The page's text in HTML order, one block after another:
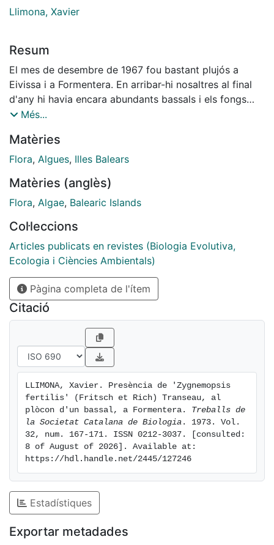
Llimona, Xavier
Resum
El mes de desembre de 1967 fou bastant plujós a
Eivissa i a Formentera. En arribar-hi nosaltres al final
d'any hi havia encara abundants bassals i els fongs
estaven en plena producció de carpòfors. En un grup
Sant Francesc Xavier (Formentera), en terreny calcari,
gairebé pla, entre codices de roca nua
un abundant plocon viscós, de color verd poma, que
resultà integrat per les espècies de zignemals objecte
d'Oedogonium, estèril. Els marges dels bassals,
recentment descoberts per 1'evaporació de l'aigua,
eren abundantment colonitzats per diverses espècies
de Riccia. La composició de les mostres fou la
següent: Zygnemopsis fertilis 4.4, Spirogyra
lagerheimii 1.1, Spirogyra silvicola 1.1, Oedogonium sp.
1.1.
Més...
Matèries
Flora, Algues, Illes Balears
Matèries (anglès)
Flora, Algae, Balearic Islands
Col·leccions
Articles publicats en revistes (Biologia Evolutiva,
Ecologia i Ciències Ambientals)
Pàgina completa de l'ítem
Citació
LLIMONA, Xavier. Presència de 'Zygnemopsis
fertilis' (Fritsch et Rich) Transeau, al
plòcon d'un bassal, a Formentera. Treballs de
la Societat Catalana de Biologia . 1973. Vol.
32, num. 167-171. ISSN 0212-3037. [consulted:
8 of August of 2026]. Available at:
https://hdl.handle.net/2445/127246
Estadístiques
Exportar metadades